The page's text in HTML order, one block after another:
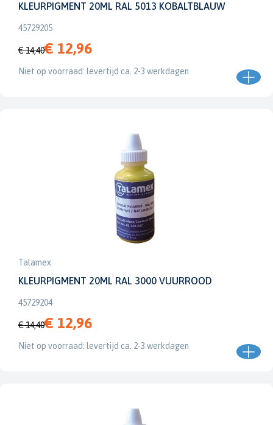
KLEURPIGMENT 20ML RAL 5013 KOBALTBLAUW
45729205
€ 14,40€ 12,96
Niet op voorraad: levertijd ca. 2-3 werkdagen
Talamex
KLEURPIGMENT 20ML RAL 3000 VUURROOD
45729204
€ 14,40€ 12,96
Niet op voorraad: levertijd ca. 2-3 werkdagen